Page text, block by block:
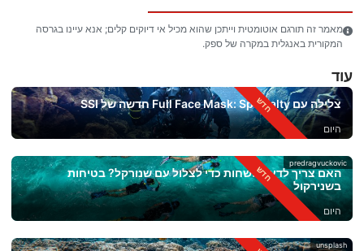
מאמר זה תורגם אוטומטית וייתכן שהוא מכיל אי דיוקים קלים; אנא עיינו בגרסה
המקורית באנגלית במקרה של ספק.
עוד
צלילה עם Full Face Mask: Specialty חדשה של SSI
היום
predragvuckovic
האם צריך לדעת לשחות כדי לצלול עם שנורקל? בטיחות
בשנירקול
היום
unsplash